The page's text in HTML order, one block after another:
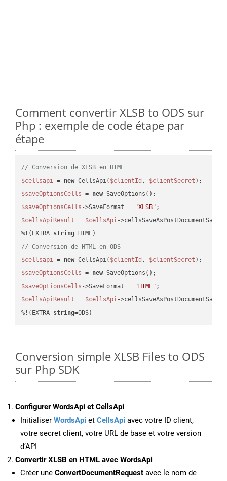
Comment convertir XLSB to ODS sur
Php : exemple de code étape par
étape
// Conversion de XLSB en HTML
$cellsapi = new CellsApi( $clientId , $clientSecret
$saveOptionsCells = new
$saveOptionsCells ->SaveFormat = "XLSB"
$cellsApiResult = $cellsApi-
%!(EXTRA string
// Conversion de HTML en ODS
$cellsapi = new CellsApi( $clientId , $clientSecret
$saveOptionsCells = new
$saveOptionsCells ->SaveFormat = "HTML"
$cellsApiResult = $cellsApi-
%!(EXTRA string=ODS)
Conversion simple XLSB Files to ODS
sur Php SDK
Configurer WordsApi et CellsApi
Initialiser WordsApi et CellsApi avec votre ID client,
votre secret client, votre URL de base et votre version
d’API
Convertir XLSB en HTML avec WordsApi
Créer une ConvertDocumentRequest avec le nom de